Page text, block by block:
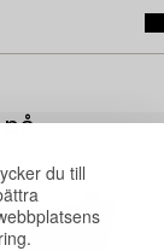
du till
på